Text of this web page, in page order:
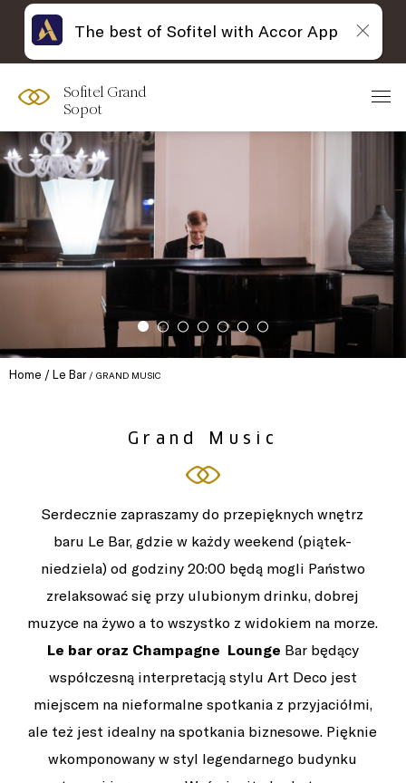
Sofitel Grand
Sopot
Home Le Bar GRAND MUSIC
Grand Music
Serdecznie zapraszamy do przepięknych wnętrz
baru Le Bar, gdzie w każdy weekend (piątek-
niedziela) od godziny 20:00 będą mogli Państwo
zrelaksować się przy ulubionym drinku, dobrej
muzyce na żywo a to wszystko z widokiem na morze.
Le bar oraz Champagne Lounge Bar będący
współczesną interpretacją stylu Art Deco jest
miejscem na nieformalne spotkania z przyjaciółmi,
ale też jest idealny na spotkania biznesowe. Pięknie
wkomponowany w styl legendarnego budynku
The best of Sofitel with Accor App